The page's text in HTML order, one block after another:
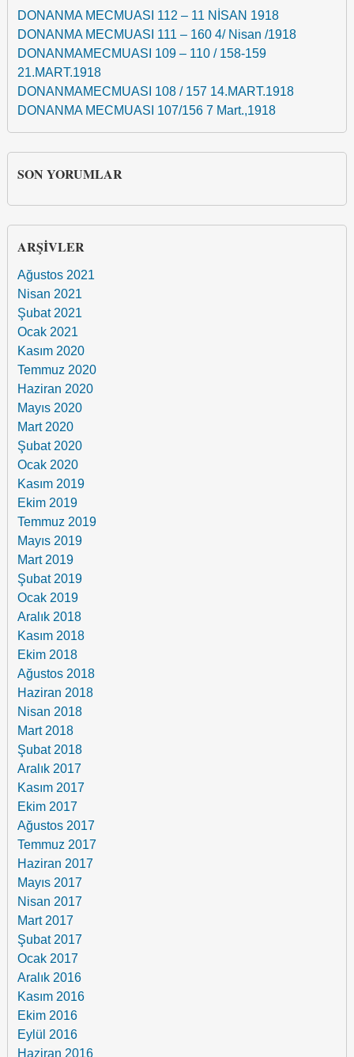
DONANMA MECMUASI 112 – 11 NİSAN 1918
DONANMA MECMUASI 111 – 160 4/ Nisan /1918
DONANMAMECMUASI 109 – 110 / 158-159
21.MART.1918
DONANMAMECMUASI 108 / 157 14.MART.1918
DONANMA MECMUASI 107/156 7 Mart.,1918
SON YORUMLAR
ARŞIVLER
Ağustos 2021
Nisan 2021
Şubat 2021
Ocak 2021
Kasım 2020
Temmuz 2020
Haziran 2020
Mayıs 2020
Mart 2020
Şubat 2020
Ocak 2020
Kasım 2019
Ekim 2019
Temmuz 2019
Mayıs 2019
Mart 2019
Şubat 2019
Ocak 2019
Aralık 2018
Kasım 2018
Ekim 2018
Ağustos 2018
Haziran 2018
Nisan 2018
Mart 2018
Şubat 2018
Aralık 2017
Kasım 2017
Ekim 2017
Ağustos 2017
Temmuz 2017
Haziran 2017
Mayıs 2017
Nisan 2017
Mart 2017
Şubat 2017
Ocak 2017
Aralık 2016
Kasım 2016
Ekim 2016
Eylül 2016
Haziran 2016